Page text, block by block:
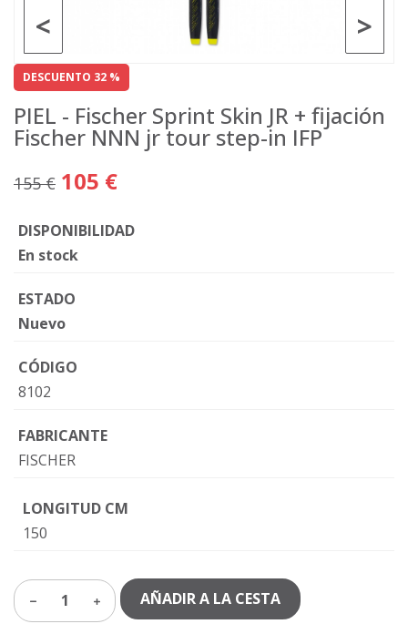
>
<
DESCUENTO 32 %
PIEL - Fischer Sprint Skin JR + fijación
Fischer NNN jr tour step-in IFP
155 € 105 €
DISPONIBILIDAD
En stock
ESTADO
Nuevo
CÓDIGO
8102
FABRICANTE
FISCHER
LONGITUD CM
150
1 AÑADIR A LA CESTA